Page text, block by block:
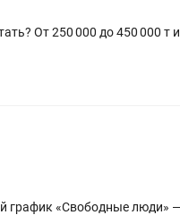
От 250 000 до 450 000 т и
люди» —